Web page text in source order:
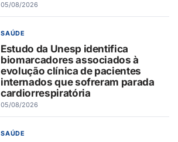
05/08/2026
SAÚDE
Estudo da Unesp identifica
biomarcadores associados à
evolução clínica de pacientes
internados que sofreram parada
cardiorrespiratória
05/08/2026
SAÚDE